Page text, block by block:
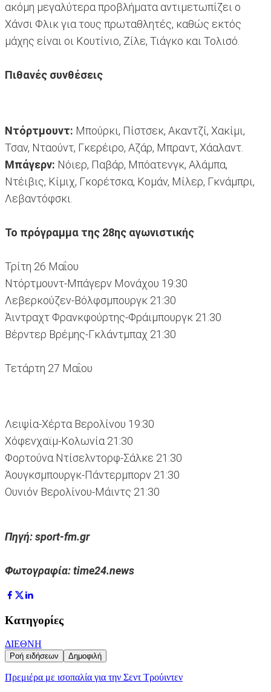
ακόμη μεγαλύτερα προβλήματα αντιμετωπίζει ο
Χάνσι Φλικ για τους πρωταθλητές, καθώς εκτός
μάχης είναι οι Κουτίνιο, Ζίλε, Τιάγκο και Τολισό.
Πιθανές συνθέσεις
Ντόρτμουντ: Μπούρκι, Πίστσεκ, Ακαντζί, Χακίμι,
Τσαν, Νταούντ, Γκερέιρο, Αζάρ, Μπραντ, Χάαλαντ.
Μπάγερν: Νόιερ, Παβάρ, Μπόατενγκ, Αλάμπα,
Ντέιβις, Κίμιχ, Γκορέτσκα, Κομάν, Μίλερ, Γκνάμπρι,
Λεβαντόφσκι.
Το πρόγραμμα της 28ης αγωνιστικής
Τρίτη 26 Μαΐου
Ντόρτμουντ-Μπάγερν Μονάχου 19:30
Λεβερκούζεν-Βόλφσμπουργκ 21:30
Άιντραχτ Φρανκφούρτης-Φράιμπουργκ 21:30
Βέρντερ Βρέμης-Γκλάντμπαχ 21:30
Τετάρτη 27 Μαΐου
Λειψία-Χέρτα Βερολίνου 19:30
Χόφενχαϊμ-Κολωνία 21:30
Φορτούνα Ντίσελντορφ-Σάλκε 21:30
Άουγκσμπουργκ-Πάντερμπορν 21:30
Ουνιόν Βερολίνου-Μάιντς 21:30
Πηγή: sport-fm.gr
Φωτογραφία: time24.news
Κατηγορίες
ΔΙΕΘΝΗ
Ροή ειδήσεων Δημοφιλή
Πρεμιέρα με ισοπαλία για την Σεντ Τρούιντεν